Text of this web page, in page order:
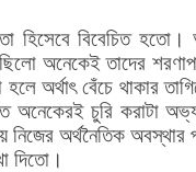
হিসেবে বিবেচিত
অনেকেই তাদের
অর্থাৎ বেঁচে থাকার
অনেকেরই চুরি করাটা
অর্থনৈতিক অবস্থার
দিতো।